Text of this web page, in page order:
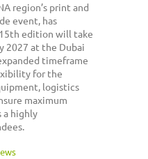
region’s print and
event, has
edition will take
2027 at the Dubai
timeframe
for the
logistics
maximum
a highly